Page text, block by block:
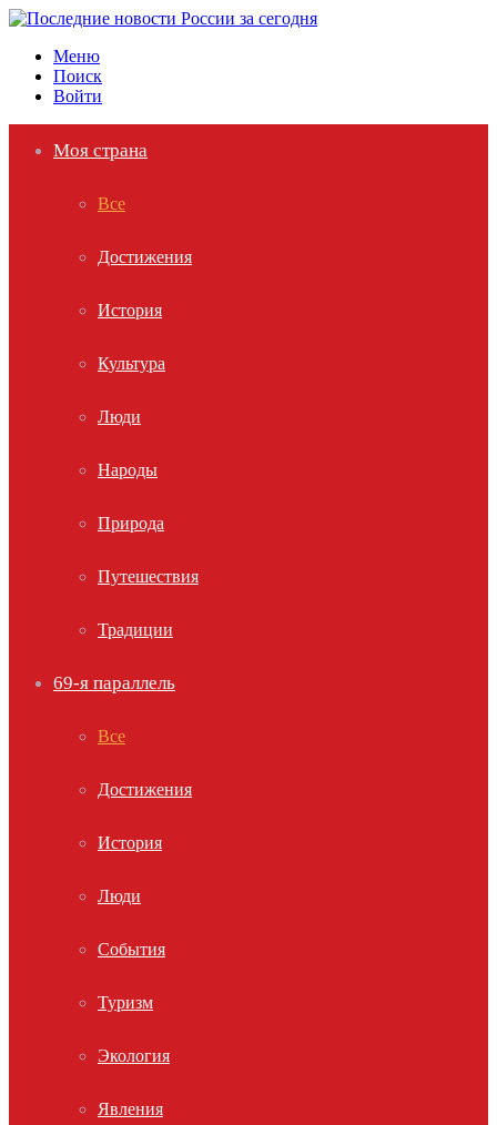
Меню
Поиск
Войти
Моя страна
Все
Достижения
История
Культура
Люди
Народы
Природа
Путешествия
Традиции
69-я параллель
Все
Достижения
История
Люди
События
Туризм
Экология
Явления